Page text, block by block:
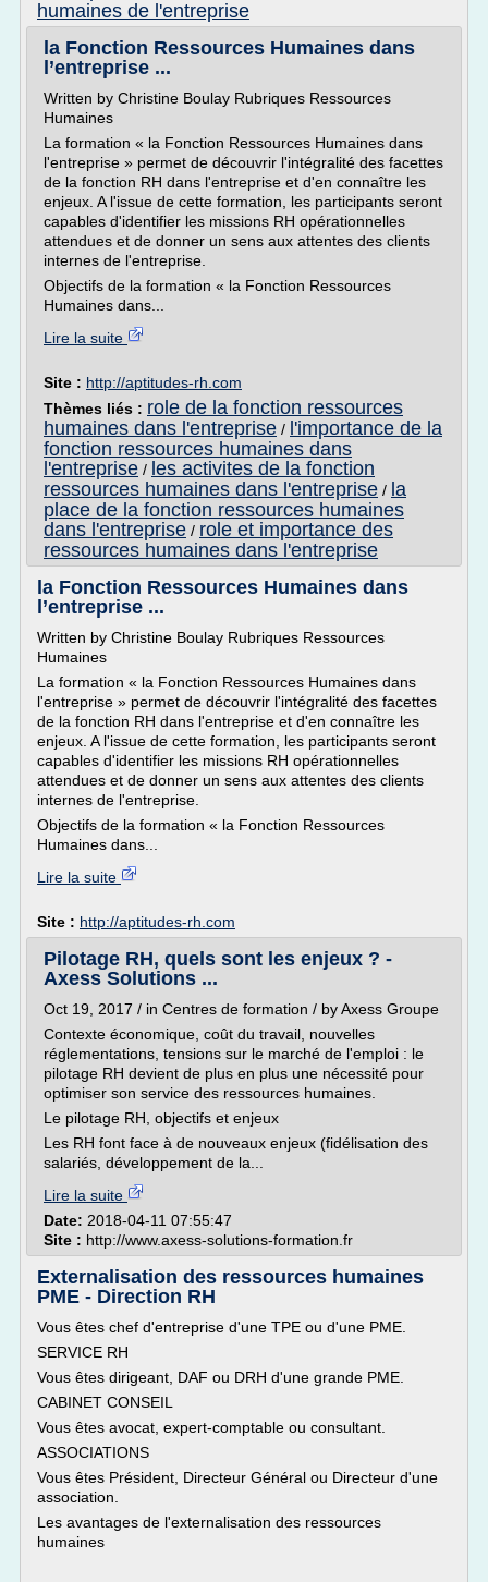
humaines de l'entreprise
la Fonction Ressources Humaines dans
l’entreprise ...
Written by Christine Boulay Rubriques Ressources
Humaines
La formation « la Fonction Ressources Humaines dans
l'entreprise » permet de découvrir l'intégralité des facettes
de la fonction RH dans l'entreprise et d'en connaître les
enjeux. A l'issue de cette formation, les participants seront
capables d'identifier les missions RH opérationnelles
attendues et de donner un sens aux attentes des clients
internes de l'entreprise.
Objectifs de la formation « la Fonction Ressources
Humaines dans...
Lire la suite
Site : http://aptitudes-rh.com
Thèmes liés : role de la fonction ressources
humaines dans l'entreprise / l'importance de la
fonction ressources humaines dans
l'entreprise / les activites de la fonction
ressources humaines dans l'entreprise / la
place de la fonction ressources humaines
dans l'entreprise / role et importance des
ressources humaines dans l'entreprise
la Fonction Ressources Humaines dans
l’entreprise ...
Written by Christine Boulay Rubriques Ressources
Humaines
La formation « la Fonction Ressources Humaines dans
l'entreprise » permet de découvrir l'intégralité des facettes
de la fonction RH dans l'entreprise et d'en connaître les
enjeux. A l'issue de cette formation, les participants seront
capables d'identifier les missions RH opérationnelles
attendues et de donner un sens aux attentes des clients
internes de l'entreprise.
Objectifs de la formation « la Fonction Ressources
Humaines dans...
Lire la suite
Site : http://aptitudes-rh.com
Pilotage RH, quels sont les enjeux ? -
Axess Solutions ...
Oct 19, 2017 / in Centres de formation / by Axess Groupe
Contexte économique, coût du travail, nouvelles
réglementations, tensions sur le marché de l'emploi : le
pilotage RH devient de plus en plus une nécessité pour
optimiser son service des ressources humaines.
Le pilotage RH, objectifs et enjeux
Les RH font face à de nouveaux enjeux (fidélisation des
salariés, développement de la...
Lire la suite
Date: 2018-04-11 07:55:47
Site : http://www.axess-solutions-formation.fr
Externalisation des ressources humaines
PME - Direction RH
Vous êtes chef d'entreprise d'une TPE ou d'une PME.
SERVICE RH
Vous êtes dirigeant, DAF ou DRH d'une grande PME.
CABINET CONSEIL
Vous êtes avocat, expert-comptable ou consultant.
ASSOCIATIONS
Vous êtes Président, Directeur Général ou Directeur d'une
association.
Les avantages de l'externalisation des ressources
humaines